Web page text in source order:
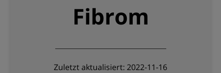
Fibrom
Zuletzt aktualisiert: 2022-11-16